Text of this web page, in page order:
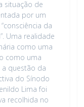
situação de
por um
da
Uma realidade
como uma
como uma
questão da
do Sínodo
Lima foi
recolhida no